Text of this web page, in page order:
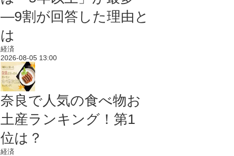
―9割が回答した理由と
は
経済
2026-08-05 13:00
奈良で人気の食べ物お
土産ランキング！第1
位は？
経済